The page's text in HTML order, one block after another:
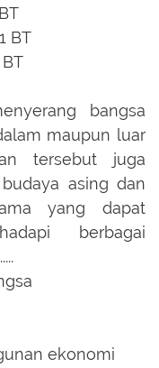
BT
bangsa
maupun luar
tersebut juga
asing dan
yang dapat
berbagai
ekonomi